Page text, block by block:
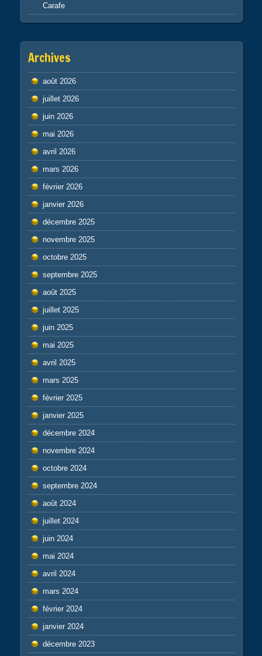
Carafe
Archives
août 2026
juillet 2026
juin 2026
mai 2026
avril 2026
mars 2026
février 2026
janvier 2026
décembre 2025
novembre 2025
octobre 2025
septembre 2025
août 2025
juillet 2025
juin 2025
mai 2025
avril 2025
mars 2025
février 2025
janvier 2025
décembre 2024
novembre 2024
octobre 2024
septembre 2024
août 2024
juillet 2024
juin 2024
mai 2024
avril 2024
mars 2024
février 2024
janvier 2024
décembre 2023